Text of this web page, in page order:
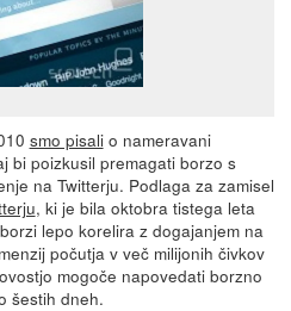
smo pisalio nameravani
bi poizkusil premagati borzo s
na Twitterju. Podlaga za zamisel
, ki je bila oktobra tistega leta
lepo korelira z dogajanjem na
počutja v več milijonih čivkov
mogoče napovedati borzno
šestih dneh.